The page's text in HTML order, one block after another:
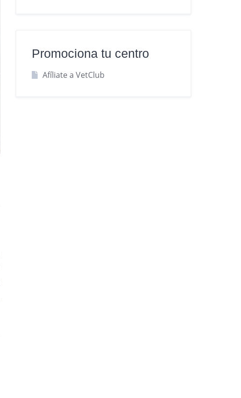
Promociona tu centro
Afíliate a VetClub